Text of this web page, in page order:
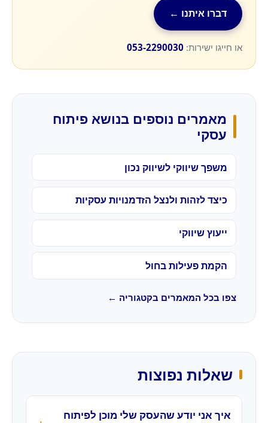
דברו איתנו ←
או חייגו ישירות:053-2290030
מאמרים נוספים בנושא פיתוח
עסקי
משפך שיווקי לשיווק נכון
כיצד לזהות ולנצל הזדמנויות עסקיות
ייעוץ שיווקי
הקמת פעילות בחול
צפו בכל המאמרים בקטגוריה ←
שאלות נפוצות
איך אני יודע שהעסק שלי מוכן לפיתוח